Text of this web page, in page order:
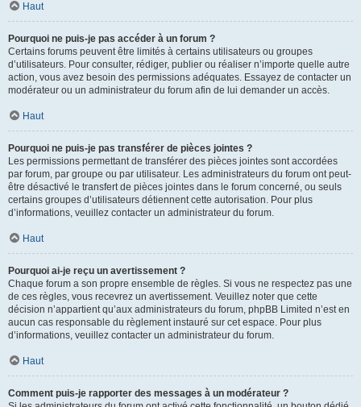
Haut
Pourquoi ne puis-je pas accéder à un forum ?
Certains forums peuvent être limités à certains utilisateurs ou groupes
d’utilisateurs. Pour consulter, rédiger, publier ou réaliser n’importe quelle autre
action, vous avez besoin des permissions adéquates. Essayez de contacter un
modérateur ou un administrateur du forum afin de lui demander un accès.
Haut
Pourquoi ne puis-je pas transférer de pièces jointes ?
Les permissions permettant de transférer des pièces jointes sont accordées
par forum, par groupe ou par utilisateur. Les administrateurs du forum ont peut-
être désactivé le transfert de pièces jointes dans le forum concerné, ou seuls
certains groupes d’utilisateurs détiennent cette autorisation. Pour plus
d’informations, veuillez contacter un administrateur du forum.
Haut
Pourquoi ai-je reçu un avertissement ?
Chaque forum a son propre ensemble de règles. Si vous ne respectez pas une
de ces règles, vous recevrez un avertissement. Veuillez noter que cette
décision n’appartient qu’aux administrateurs du forum, phpBB Limited n’est en
aucun cas responsable du règlement instauré sur cet espace. Pour plus
d’informations, veuillez contacter un administrateur du forum.
Haut
Comment puis-je rapporter des messages à un modérateur ?